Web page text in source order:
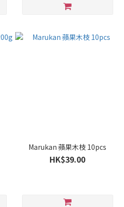
Marukan 蘋果木枝 10pcs
HK$39.00